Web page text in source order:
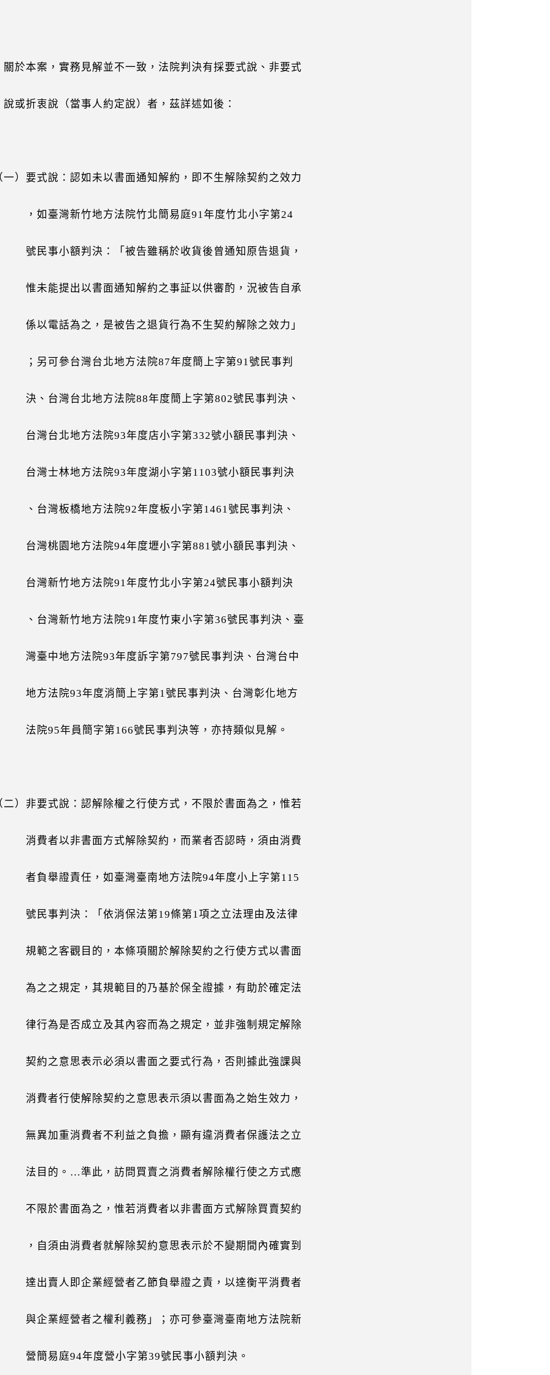
於本案，實務見解並不一致，法院判決有採要式說、非要式
衷說（當事人約定說）者，茲詳述如後：
要式說：認如未以書面通知解約，即不生解除契約之效力
臺灣新竹地方法院竹北簡易庭91年度竹北小字第24
小額判決：「被告雖稱於收貨後曾通知原告退貨，
能提出以書面通知解約之事証以供審酌，況被告自承
話為之，是被告之退貨行為不生契約解除之效力」
參台灣台北地方法院87年度簡上字第91號民事判
灣台北地方法院88年度簡上字第802號民事判決、
北地方法院93年度店小字第332號小額民事判決、
士林地方法院93年度湖小字第1103號小額民事判決
板橋地方法院92年度板小字第1461號民事判決、
園地方法院94年度壢小字第881號小額民事判決、
新竹地方法院91年度竹北小字第24號民事小額判決
灣新竹地方法院91年度竹東小字第36號民事判決、臺
中地方法院93年度訴字第797號民事判決、台灣台中
法院93年度消簡上字第1號民事判決、台灣彰化地方
年員簡字第166號民事判決等，亦持類似見解。
非要式說：認解除權之行使方式，不限於書面為之，惟若
者以非書面方式解除契約，而業者否認時，須由消費
舉證責任，如臺灣臺南地方法院94年度小上字第115
事判決：「依消保法第19條第1項之立法理由及法律
之客觀目的，本條項關於解除契約之行使方式以書面
之規定，其規範目的乃基於保全證據，有助於確定法
為是否成立及其內容而為之規定，並非強制規定解除
之意思表示必須以書面之要式行為，否則據此強課與
行使解除契約之意思表示須以書面為之始生效力，
加重消費者不利益之負擔，顯有違消費者保護法之立
的。…準此，訪問買賣之消費者解除權行使之方式應
於書面為之，惟若消費者以非書面方式解除買賣契約
由消費者就解除契約意思表示於不變期間內確實到
賣人即企業經營者乙節負舉證之責，以達衡平消費者
業經營者之權利義務」；亦可參臺灣臺南地方法院新
易庭94年度營小字第39號民事小額判決。